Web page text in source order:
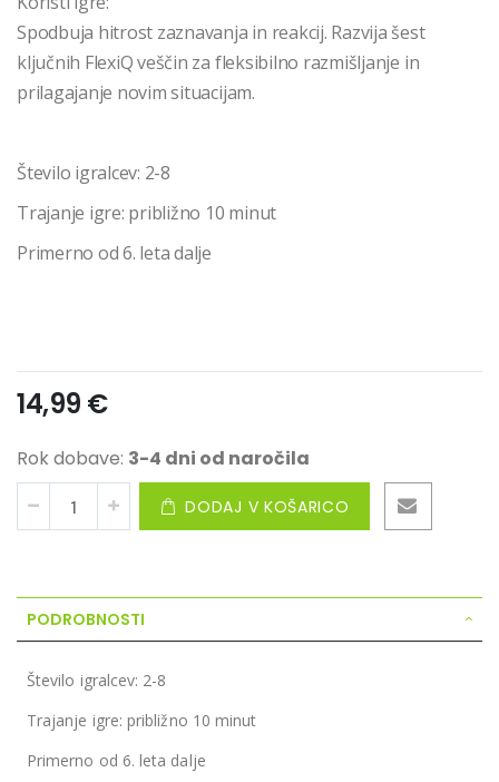
Spodbuja hitrost zaznavanja in reakcij. Razvija šest
ključnih FlexiQ veščin za fleksibilno razmišljanje in
prilagajanje novim situacijam.
Število igralcev: 2-8
Trajanje igre: približno 10 minut
Primerno od 6. leta dalje
14,99 €
Rok dobave: 3-4 dni od naročila
DODAJ V KOŠARICO
PODROBNOSTI
Število igralcev: 2-8
Trajanje igre: približno 10 minut
Primerno od 6. leta dalje